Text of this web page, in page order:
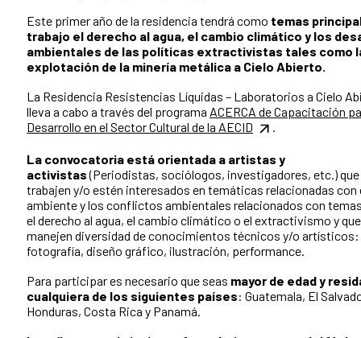
Este primer año de la residencia tendrá como temas
trabajo el derecho al agua, el cambio climático y los
ambientales de las políticas extractivistas tales como
explotación de la minería metálica a Cielo Abierto.
La Residencia Resistencias Líquidas – Laboratorios a Cielo
lleva a cabo a través del programa ACERCA de Capacitación
Desarrollo en el Sector Cultural de la AECID
.
La convocatoria está orientada a artistas y
activistas(Periodistas, sociólogos, investigadores, etc.) que
trabajen y/o estén interesados en temáticas relacionadas con
ambiente y los conflictos ambientales relacionados con
el derecho al agua, el cambio climático o el extractivismo y que
manejen diversidad de conocimientos técnicos y/o
fotografía, diseño gráfico, ilustración, performance.
Para participar es necesario que seas mayor de edad y
cualquiera de los siguientes países: Guatemala, El
Honduras, Costa Rica y Panamá.